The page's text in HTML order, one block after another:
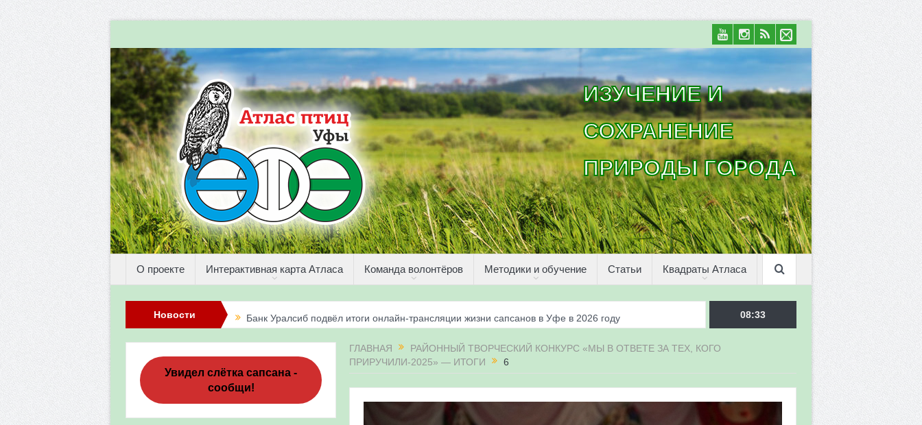
ИЗУЧЕНИЕ И
СОХРАНЕНИЕ
ПРИРОДЫ ГОРОДА
О проекте Интерактивная карта Атласа Команда волонтёров Методики и обучение Статьи Квадраты Атласа
Новости Банк Уралсиб подвёл итоги онлайн-трансляции жизни сапсанов в Уфе в 2026 году
Итоги акции «Соловьиные вечера-2026» в Республике Башкортостан
Три птенца сапсанов Уралсиба получили имена и кольца
Итоги акции «Весенняя перекличка-2026» в Республике Башкортостан
«Весенняя перекличка-2026» — 21-31 мая 2026
08:33
ГЛАВНАЯ
РАЙОННЫЙ ТВОРЧЕСКИЙ КОНКУРС «МЫ В ОТВЕТЕ ЗА ТЕХ, КОГО
ПРИРУЧИЛИ-2025» — ИТОГИ
6
Увидел слётка сапсана -
сообщи!